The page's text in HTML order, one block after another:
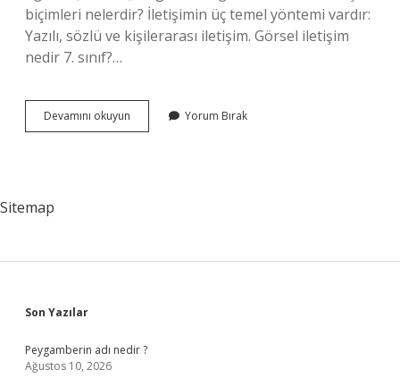
biçimleri nelerdir? İletişimin üç temel yöntemi vardır:
Yazılı, sözlü ve kişilerarası iletişim. Görsel iletişim
nedir 7. sınıf?…
Devamını okuyun Biçimsel
Iletişimin
Yorum Bırak
Sitemap
Sidebar
Son Yazılar
Peygamberin adı nedir ?
Ağustos 10, 2026